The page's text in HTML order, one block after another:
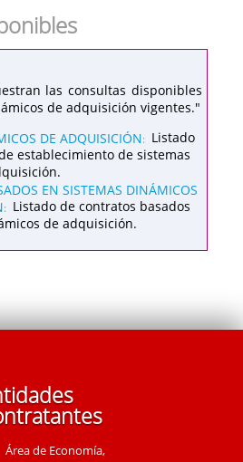
las consultas disponibles
de adquisición vigentes."
DE ADQUISICIÓN: Listado
establecimiento de sistemas
EN SISTEMAS DINÁMICOS
: Listado de contratos basados
de adquisición.
Área de Economía,